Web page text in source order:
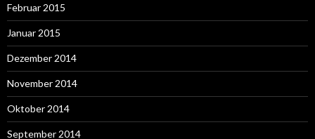
Februar 2015
Januar 2015
Dezember 2014
November 2014
Oktober 2014
September 2014